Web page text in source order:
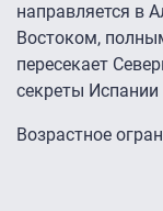
направляется в
Востоком,
пересекает
секреты Испании
Возрастное